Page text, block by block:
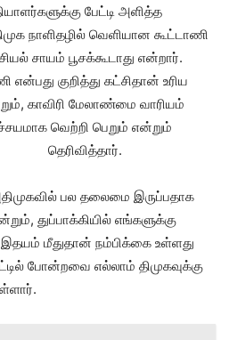
பேட்டி அளித்த
நாளிதழில் வெளியான கூட்டாணி
சாயம் பூசக்கூடாது என்றார்.
என்பது குறித்து கட்சிதான் உரிய
காவிரி மேலாண்மை வாரியம்
வெற்றி பெறும் என்றும்
தெரிவித்தார்.
பல தலைமை இருப்பதாக
துப்பாக்கியில் எங்களுக்கு
மீதுதான் நம்பிக்கை உள்ளது
போன்றவை எல்லாம் திமுகவுக்கு